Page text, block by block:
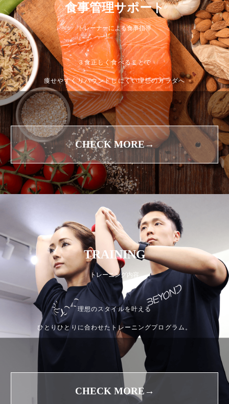
食事管理サポート
トレーナーによる食事指導
３食正しく食べることで
痩せやすくリバウンドしにくい理想のカラダへ
CHECK MORE→
TRAINING
トレーニング内容
理想のスタイルを叶える
ひとりひとりに合わせたトレーニングプログラム。
CHECK MORE→